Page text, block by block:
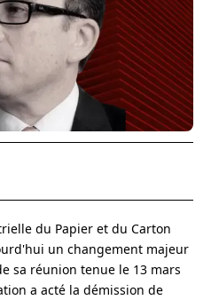
du Papier et du Carton
un changement majeur
sa réunion tenue le 13 mars
a acté la démission de